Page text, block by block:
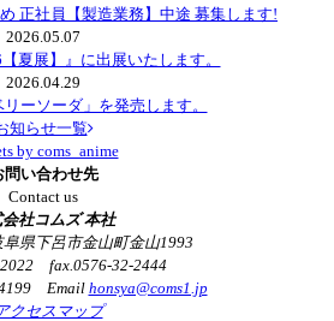
正社員【製造業務】中途 募集します!
2026.05.07
【夏展】』に出展いたします。
2026.04.29
ーソーダ」を発売します。
知らせ一覧
by coms_anime
問い合わせ先
Contact us
社コムズ 本社
県下呂市金山町金山1993
fax.0576-32-2444
4199 Emailhonsya@coms1.jp
クセスマップ